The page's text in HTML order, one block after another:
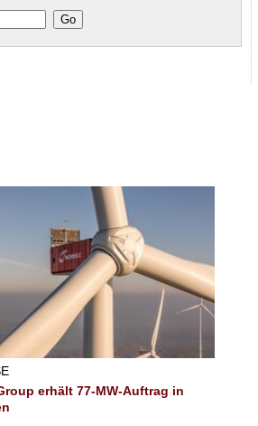
erhält 77-MW-Auftrag in